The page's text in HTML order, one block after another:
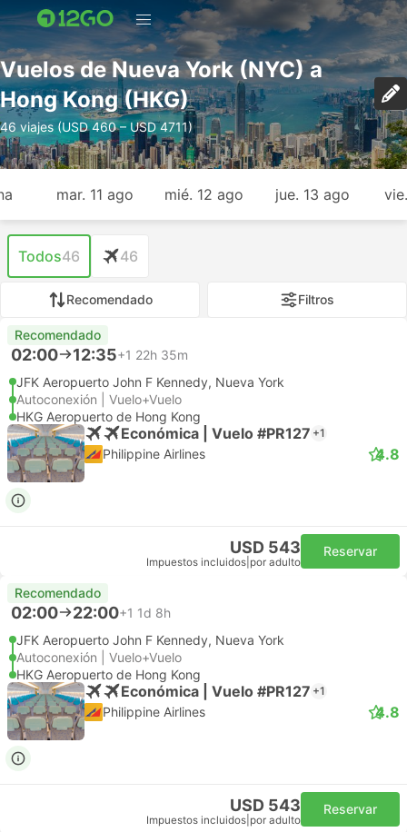
Vuelos de Nueva York (NYC) a
Hong Kong (HKG)
46 viajes (USD 460 – USD 4711)
mar. 11 ago mié. 12 ago jue. 13 ago
Todos46 46
Recomendado Filtros
Recomendado
02:00 12:35+1 22h 35m
JFK Aeropuerto John F Kennedy, Nueva York
Autoconexión | Vuelo+Vuelo
HKG Aeropuerto de Hong Kong
Económica | Vuelo #PR127 +1
Philippine Airlines 4.8
USD 543
Impuestos incluidos por adulto
Reservar
Recomendado
02:00 22:00+1 1d 8h
JFK Aeropuerto John F Kennedy, Nueva York
Autoconexión | Vuelo+Vuelo
HKG Aeropuerto de Hong Kong
Económica | Vuelo #PR127 +1
Philippine Airlines 4.8
USD 543
Impuestos incluidos por adulto
Reservar